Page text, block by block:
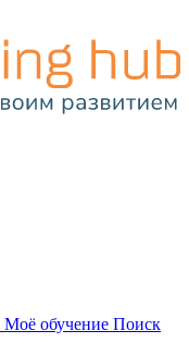
Моё обучение Поиск